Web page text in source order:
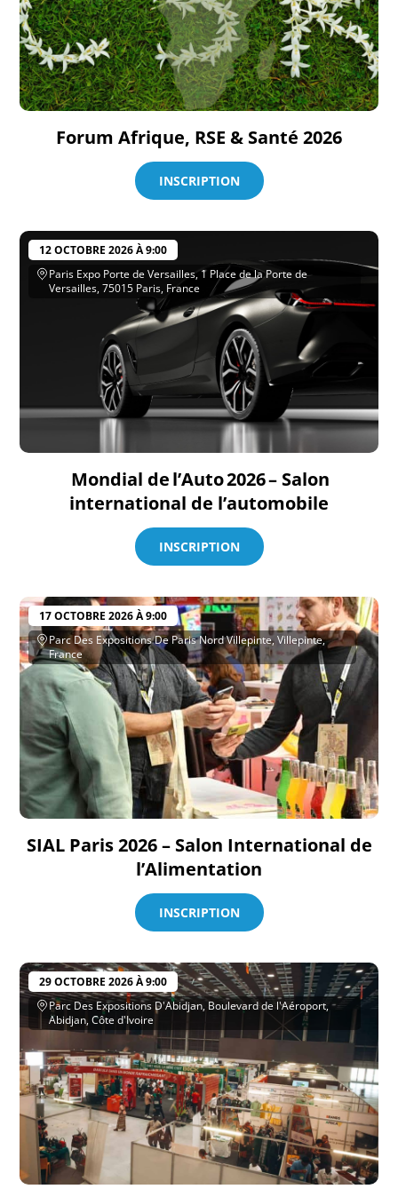
Forum Afrique, RSE & Santé 2026
INSCRIPTION
12 OCTOBRE 2026 À 9:00
Paris Expo Porte de Versailles, 1 Place de la Porte de
Versailles, 75015 Paris, France
Mondial de l’Auto 2026 – Salon
international de l’automobile
INSCRIPTION
17 OCTOBRE 2026 À 9:00
Parc Des Expositions De Paris Nord Villepinte, Villepinte,
France
SIAL Paris 2026 – Salon International de
l’Alimentation
INSCRIPTION
29 OCTOBRE 2026 À 9:00
Parc Des Expositions D'Abidjan, Boulevard de l'Aéroport,
Abidjan, Côte d'Ivoire